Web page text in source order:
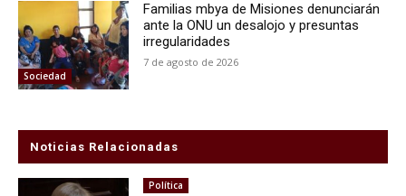
Sociedad
Familias mbya de Misiones denunciarán
ante la ONU un desalojo y presuntas
irregularidades
7 de agosto de 2026
Noticias Relacionadas
Política